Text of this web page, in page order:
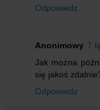
Odpowiedz
Anonimowy 7
Jak można
się jakoś
Odpowiedz